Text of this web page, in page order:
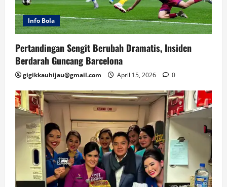
Info Bola
Pertandingan Sengit Berubah Dramatis, Insiden
Berdarah Guncang Barcelona
gigikkauhijau@gmail.com April 15, 2026 0